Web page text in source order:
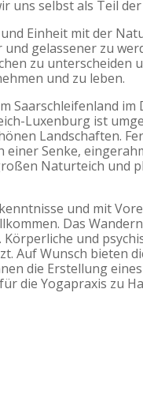
uns selbst als Teil
Einheit mit der
gelassener zu
zu unterscheiden
und zu leben.
Saarschleifenland im
Luxenburg ist
Landschaften.
einer Senke,
Naturteich und
und mit
Das
und
Auf Wunsch bieten
die Erstellung
die Yogapraxis zu